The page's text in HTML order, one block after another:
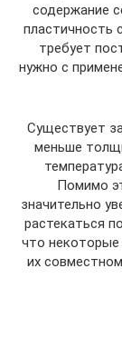
содержание
пластичность
требует
нужно с
Существует
меньше
Помимо
значительно
растекаться
что
их